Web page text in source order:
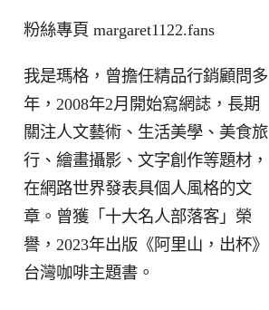
粉絲專頁 margaret1122.fans
我是瑪格，曾擔任精品行銷顧問多
年，2008年2月開始寫網誌，長期
關注人文藝術、生活美學、美食旅
行、繪畫攝影、文字創作等題材，
在網路世界發表具個人風格的文
章。曾獲「十大名人部落客」榮
譽，2023年出版《阿里山，出杯》
台灣咖啡主題書。